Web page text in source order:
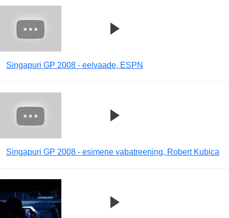
Singapuri GP 2008 - eelvaade, ESPN
Singapuri GP 2008 - esimene vabatreening, Robert Kubica